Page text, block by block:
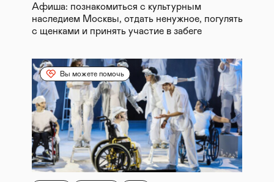
Афиша: познакомиться с культурным
наследием Москвы, отдать ненужное, погулять
с щенками и принять участие в забеге
Вы можете помочь